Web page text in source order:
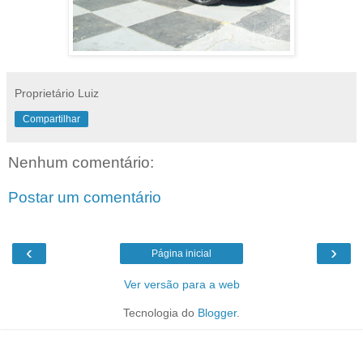
Proprietário Luiz
Compartilhar
Nenhum comentário:
Postar um comentário
‹ ›
Página inicial
Ver versão para a web
Tecnologia do Blogger.